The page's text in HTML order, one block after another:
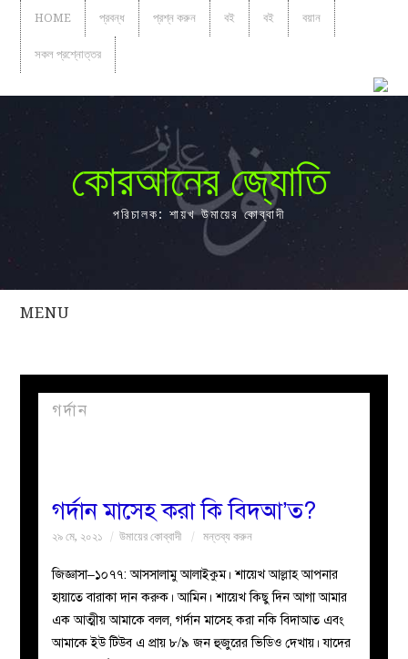
HOME প্রবন্ধ প্রশ্ন করুন বই বই বয়ান
সকল প্রশ্নোত্তর
কোরআনের জ্যোতি
পরিচালক: শায়খ উমায়ের কোব্বাদী
MENU
সকল
প্রবন্ধ
নারীদের
পাতা
ইসলাহী
মজলিস
গর্দান
গর্দান মাসেহ করা কি বিদআ’ত?
২৯ মে, ২০২১ উমায়ের কোব্বাদী মন্তব্য করুন
জিজ্ঞাসা–১০৭৭: আসসালামু আলাইকুম। শায়েখ আল্লাহ আপনার
হায়াতে বারাকা দান করুক। আমিন। শায়েখ কিছু দিন আগা আমার
এক আত্মীয় আমাকে বলল, গর্দান মাসেহ করা নকি বিদাআত এবং
আমাকে ইউ টিউব এ প্রায় ৮/৯ জন হুজুরের ভিডিও দেখায়। যাদের